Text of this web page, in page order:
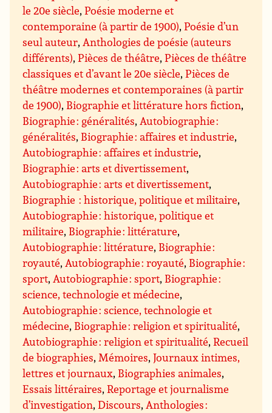
le 20e siècle,Poésie moderne et
contemporaine (à partir de 1900),Poésie d’un
seul auteur,Anthologies de poésie (auteurs
différents),Pièces de théâtre,Pièces de théâtre
classiques et d’avant le 20e siècle,Pièces de
théâtre modernes et contemporaines (à partir
de 1900), Biographie et littérature hors fiction,
Biographie : généralités,Autobiographie :
généralités, Biographie : affaires et industrie,
Autobiographie : affaires et industrie,
Biographie : arts et divertissement,
Autobiographie : arts et divertissement,
Biographie : historique, politique et militaire,
Autobiographie : historique, politique et
militaire, Biographie : littérature,
Autobiographie : littérature, Biographie :
royauté,Autobiographie : royauté, Biographie :
sport,Autobiographie : sport, Biographie :
science, technologie et médecine,
Autobiographie : science, technologie et
médecine, Biographie : religion et spiritualité,
Autobiographie : religion et spiritualité,Recueil
de biographies,Mémoires,Journaux intimes,
lettres et journaux, Biographies animales,
Essais littéraires,Reportage et journalisme
d’investigation,Discours,Anthologies :